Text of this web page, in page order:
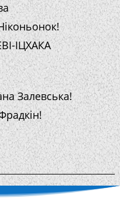
ІЦХАКА
Залевська!